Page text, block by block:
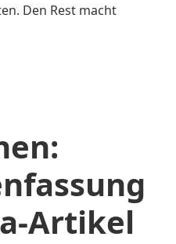
Den Rest macht
Artikel